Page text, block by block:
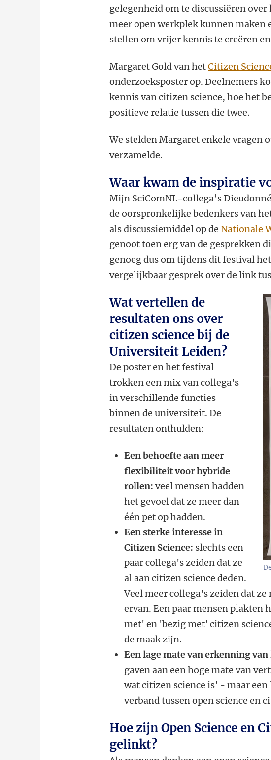
gelegenheid om te discussiëren
meer open werkplek kunnen maken
stellen om vrijer kennis te creëren
Margaret Gold van hetCitizen
onderzoeksposter op. Deelnemers
kennis van citizen science, hoe het
positieve relatie tussen die twee.
We stelden Margaret enkele vragen
verzamelde.
Waar kwam de inspiratie
Mijn SciComNL-collega’s
de oorspronkelijke bedenkers van
als discussiemiddel op deNationale
genoot toen erg van de gesprekken
genoeg dus om tijdens dit festival
vergelijkbaar gesprek over de link
Wat vertellen de
resultaten ons over
citizen science bij de
Universiteit Leiden?
De poster en het festival
trokken een mix van collega's
in verschillende functies
binnen de universiteit. De
resultaten onthulden:
Een behoefte aan meer
flexibiliteit voor hybride
rollen:veel mensen hadden
het gevoel dat ze meer dan
één pet op hadden.
Een sterke interesse in
Citizen Science: slechts een
paar collega's zeiden dat ze
al aan citizen science deden.
Veel meer collega's zeiden dat
ervan. Een paar mensen plakten
met' en 'bezig met' citizen
de maak zijn.
Een lage mate van erkenning
gaven aan een hoge mate van
wat citizen science is' - maar
verband tussen open science en
Hoe zijn Open Science en
gelinkt?